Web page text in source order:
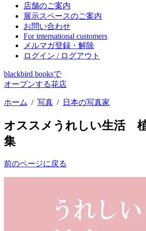
店舗のご案内
展示スペースのご案内
お問い合わせ
For international customers
メルマガ登録・解除
ログイン / ログアウト
blackbird booksで
オープンする花店
ホーム / 写真 / 日本の写真家
オススメ うれしい生活
集
前のページに戻る